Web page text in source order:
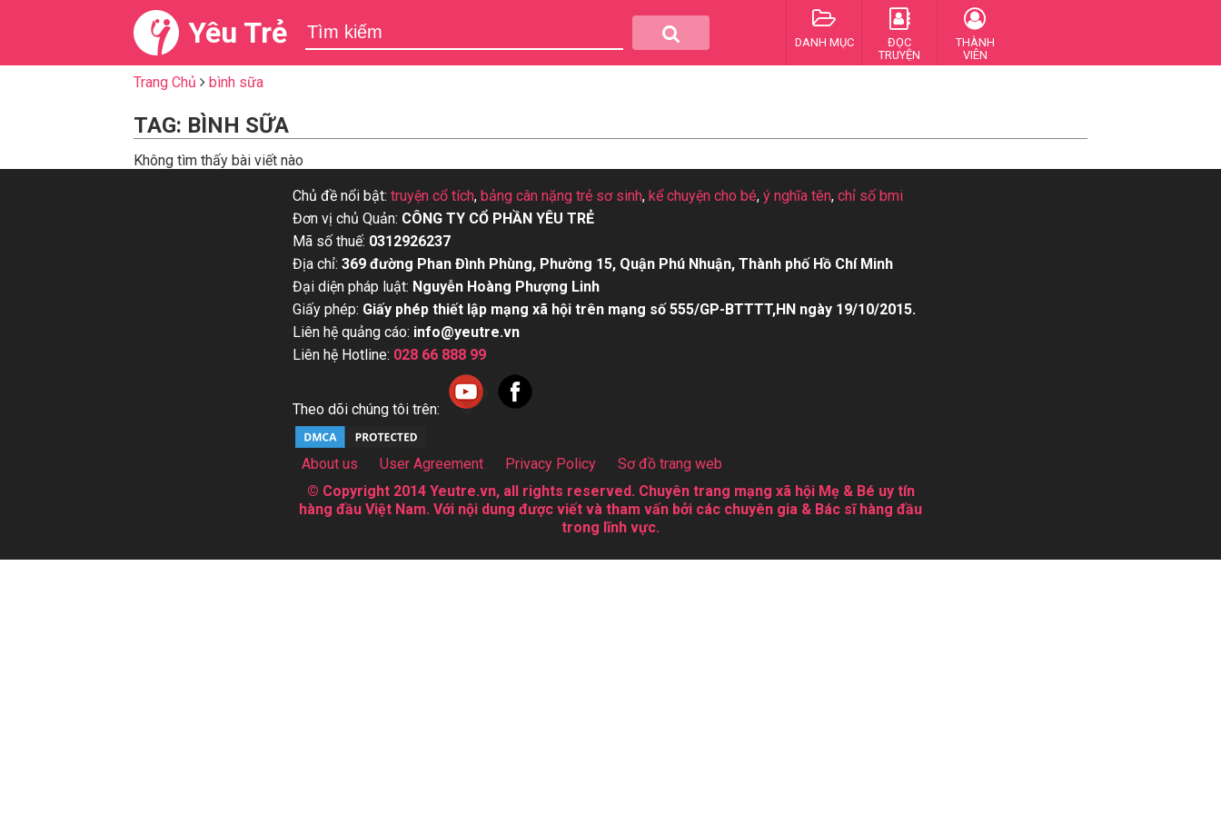
Yêu Trẻ DANH MỤC
ĐỌC
TRUYỆN
THÀNH
VIÊN
Trang Chủ bình sữa
TAG: BÌNH SỮA
Không tìm thấy bài viết nào
Chủ đề nổi bật: truyện cổ tích, bảng cân nặng trẻ sơ sinh, kể chuyện cho bé, ý nghĩa tên, chỉ số bmi
Đơn vị chủ Quản: CÔNG TY CỔ PHẦN YÊU TRẺ
Mã số thuế: 0312926237
Địa chỉ: 369 đường Phan Đình Phùng, Phường 15, Quận Phú Nhuận, Thành phố Hồ Chí Minh
Đại diện pháp luật: Nguyễn Hoàng Phượng Linh
Giấy phép: Giấy phép thiết lập mạng xã hội trên mạng số 555/GP-BTTTT,HN ngày 19/10/2015.
Liên hệ quảng cáo: info@yeutre.vn
Liên hệ Hotline: 028 66 888 99
Theo dõi chúng tôi trên:
About us User Agreement Privacy Policy
Sơ đồ trang web
© Copyright 2014 Yeutre.vn, all rights reserved. Chuyên trang mạng xã hội Mẹ & Bé uy tín
hàng đầu Việt Nam. Với nội dung được viết và tham vấn bởi các chuyên gia & Bác sĩ hàng đầu
trong lĩnh vực.